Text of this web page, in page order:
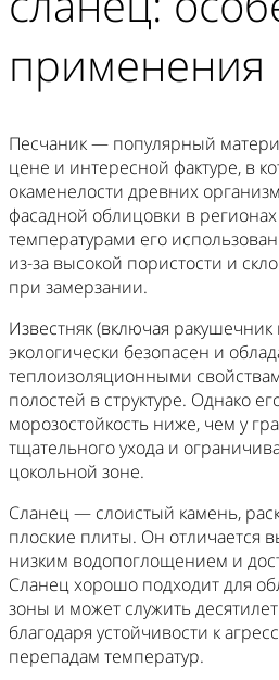
применения
Песчаник — популярный
цене и интересной фактуре, в
окаменелости древних
фасадной облицовки в
температурами его
из-за высокой пористости и
при замерзании.
Известняк (включая ракушечник
экологически безопасен и
теплоизоляционными
полостей в структуре. Однако
морозостойкость ниже, чем у
тщательного ухода и
цокольной зоне.
Сланец — слоистый камень,
плоские плиты. Он отличается
низким водопоглощением и
Сланец хорошо подходит для
зоны и может служить
благодаря устойчивости к
перепадам температур.